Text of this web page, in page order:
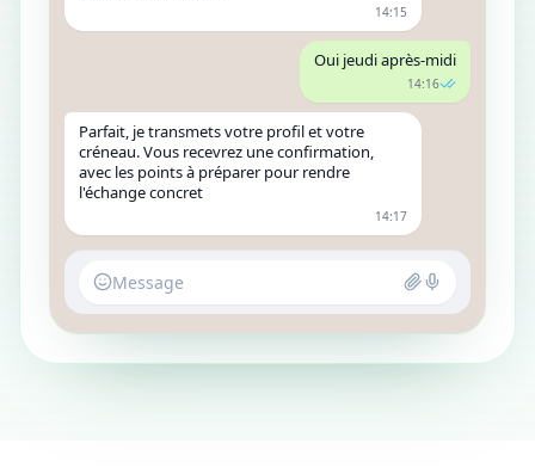
14:15
Oui jeudi après-midi
14:16
Parfait, je transmets votre profil et votre
créneau. Vous recevrez une confirmation,
avec les points à préparer pour rendre
l'échange concret
14:17
Message